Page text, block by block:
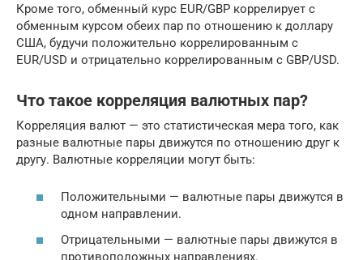
Кроме того, обменный курс EUR/GBP коррелирует с
обменным курсом обеих пар по отношению к доллару
США, будучи положительно коррелированным с
EUR/USD и отрицательно коррелированным с GBP/USD.
Что такое корреляция валютных пар?
Корреляция валют — это статистическая мера того, как
разные валютные пары движутся по отношению друг к
другу. Валютные корреляции могут быть:
Положительными — валютные пары движутся в
одном направлении.
Отрицательными — валютные пары движутся в
противоположных направлениях.